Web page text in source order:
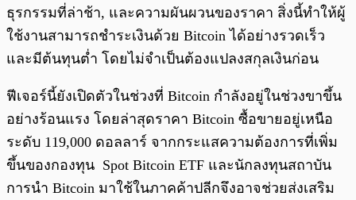
ธุรกรรมที่ล่าช้า, และความผันผวนของราคา สิ่งนี้ทำให้ผู้
ใช้งานสามารถชำระเงินด้วย Bitcoin ได้อย่างรวดเร็ว
และมีต้นทุนต่ำ โดยไม่จำเป็นต้องแปลงสกุลเงินก่อน
ฟีเจอร์นี้ยังเปิดตัวในช่วงที่ Bitcoin กำลังอยู่ในช่วงขาขึ้น
อย่างร้อนแรง โดยล่าสุดราคา Bitcoin ซื้อขายอยู่เหนือ
ระดับ 119,000 ดอลลาร์ จากกระแสความต้องการที่เพิ่ม
ขึ้นของกองทุน Spot Bitcoin ETF และนักลงทุนสถาบัน
การนำ Bitcoin มาใช้ในภาคค้าปลีกจึงอาจช่วยส่งเสริม